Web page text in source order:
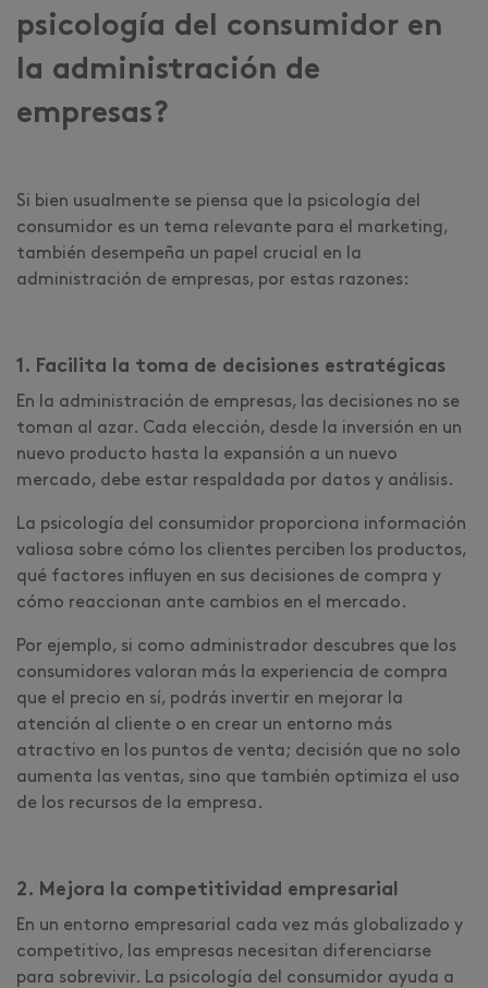
psicología del consumidor en
la administración de
empresas?
Si bien usualmente se piensa que la psicología del
consumidor es un tema relevante para el marketing,
también desempeña un papel crucial en la
administración de empresas, por estas razones:
1. Facilita la toma de decisiones estratégicas
En la administración de empresas, las decisiones no se
toman al azar. Cada elección, desde la inversión en un
nuevo producto hasta la expansión a un nuevo
mercado, debe estar respaldada por datos y análisis.
La psicología del consumidor proporciona información
valiosa sobre cómo los clientes perciben los productos,
qué factores influyen en sus decisiones de compra y
cómo reaccionan ante cambios en el mercado.
Por ejemplo, si como administrador descubres que los
consumidores valoran más la experiencia de compra
que el precio en sí, podrás invertir en mejorar la
atención al cliente o en crear un entorno más
atractivo en los puntos de venta; decisión que no solo
aumenta las ventas, sino que también optimiza el uso
de los recursos de la empresa.
2. Mejora la competitividad empresarial
En un entorno empresarial cada vez más globalizado y
competitivo, las empresas necesitan diferenciarse
para sobrevivir. La psicología del consumidor ayuda a